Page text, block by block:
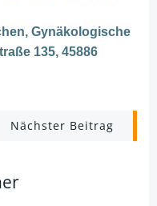
Gynäkologische
135, 45886
Post
Nächster Beitrag